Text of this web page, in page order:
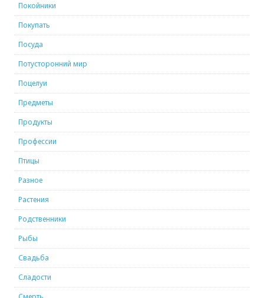
Покойники
Покупать
Посуда
Потусторонний мир
Поцелуи
Предметы
Продукты
Профессии
Птицы
Разное
Растения
Родственники
Рыбы
Свадьба
Сладости